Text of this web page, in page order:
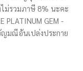
ไม่รวมภาษี 8% นะคะ
PLATINUM GEM -
มณีอันเปล่งประกาย